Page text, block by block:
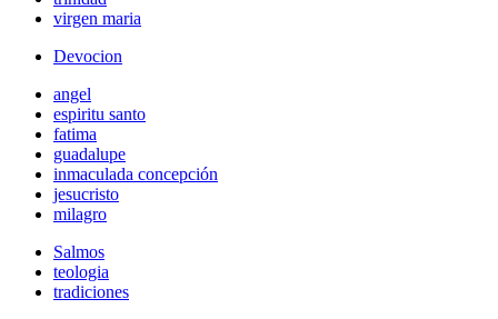
virgen maria
Devocion
angel
espiritu santo
fatima
guadalupe
inmaculada concepción
jesucristo
milagro
Salmos
teologia
tradiciones